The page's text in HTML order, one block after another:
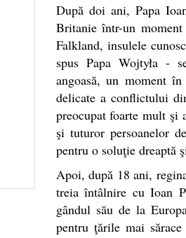
După doi ani, Papa
Britanie într-un
Falkland, insulele
spus Papa Wojtyła -
angoasă, un moment
delicate a conflictului
preocupat foarte mult şi
şi tuturor persoanelor
pentru o soluţie dreaptă
Apoi, după 18 ani,
treia întâlnire cu Ioan
gândul său de la
pentru ţările mai